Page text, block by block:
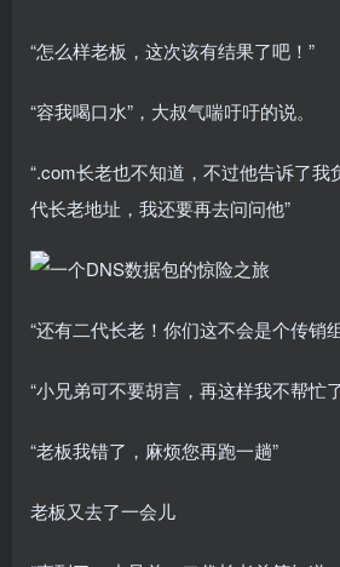
“怎么样老板，这次该有结果了吧！”
“容我喝口水”，大叔气喘吁吁的说。
“.com长老也不知道，不过他告诉了我
代长老地址，我还要再去问问他”
“还有二代长老！你们这不会是个传销
“小兄弟可不要胡言，再这样我不帮忙
“老板我错了，麻烦您再跑一趟”
老板又去了一会儿